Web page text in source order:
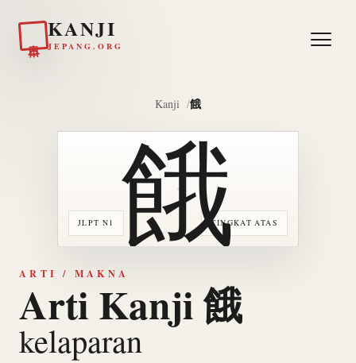
KANJI
JEPANG.ORG
Kanji 餓
JLPT N1 TINGKAT ATAS
餓
ARTI / MAKNA
Arti Kanji 餓
kelaparan